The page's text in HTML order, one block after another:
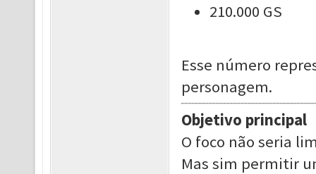
210.000 GS
Esse número
personagem.
Objetivo principal
O foco não seria
Mas sim permitir